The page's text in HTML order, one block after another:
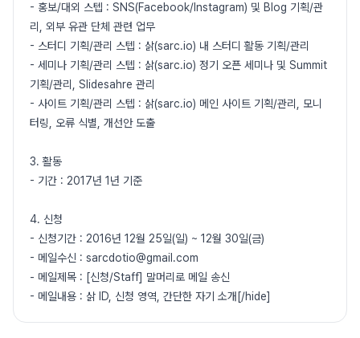
- 홍보/대외 스텝 : SNS(Facebook/Instagram) 및 Blog 기획/관
리, 외부 유관 단체 관련 업무
- 스터디 기획/관리 스텝 : 삵(sarc.io) 내 스터디 활동 기획/관리
- 세미나 기획/관리 스텝 : 삵(sarc.io) 정기 오픈 세미나 및 Summit
기획/관리, Slidesahre 관리
- 사이트 기획/관리 스텝 : 삵(sarc.io) 메인 사이트 기획/관리, 모니
터링, 오류 식별, 개선안 도출
3. 활동
- 기간 : 2017년 1년 기준
4. 신청
- 신청기간 : 2016년 12월 25일(일) ~ 12월 30일(금)
- 메일수신 : sarcdotio@gmail.com
- 메일제목 : [신청/Staff] 말머리로 메일 송신
- 메일내용 : 삵 ID, 신청 영역, 간단한 자기 소개[/hide]